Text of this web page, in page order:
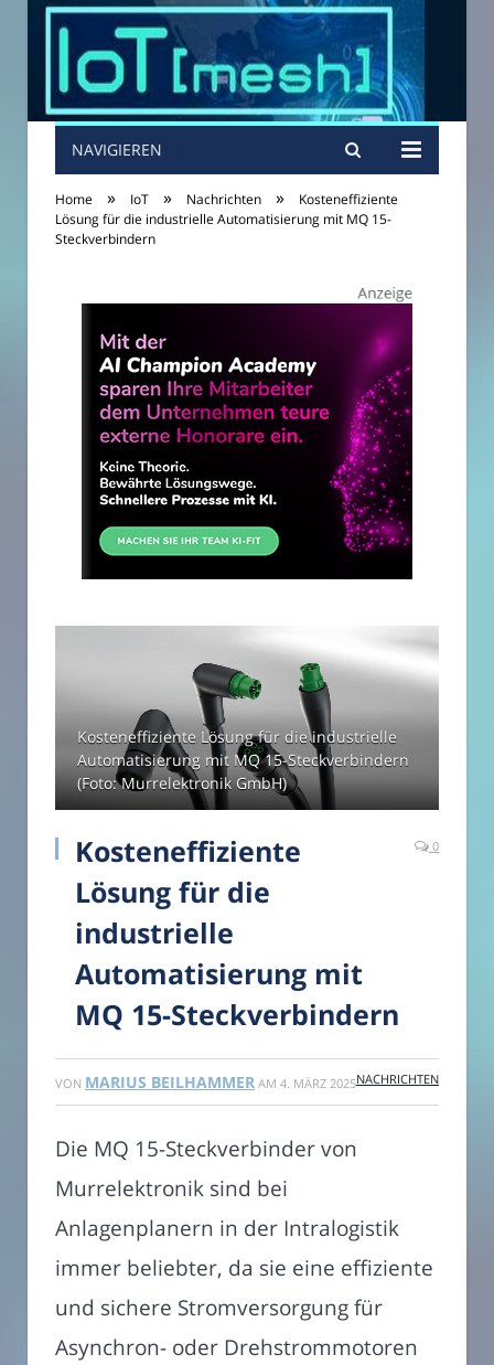
NAVIGIEREN
Home » IoT » Nachrichten »
Kosteneffiziente
Lösung für die industrielle Automatisierung mit MQ 15-
Steckverbindern
Kosteneffiziente Lösung für die industrielle
Automatisierung mit MQ 15-Steckverbindern
(Foto: Murrelektronik GmbH)
Kosteneffiziente
Lösung für die
industrielle
Automatisierung mit
MQ 15-Steckverbindern
0
VON MARIUS BEILHAMMER AM 4. MÄRZ 2025NACHRICHTEN
Die MQ 15-Steckverbinder von
Murrelektronik sind bei
Anlagenplanern in der Intralogistik
immer beliebter, da sie eine effiziente
und sichere Stromversorgung für
Asynchron- oder Drehstrommotoren